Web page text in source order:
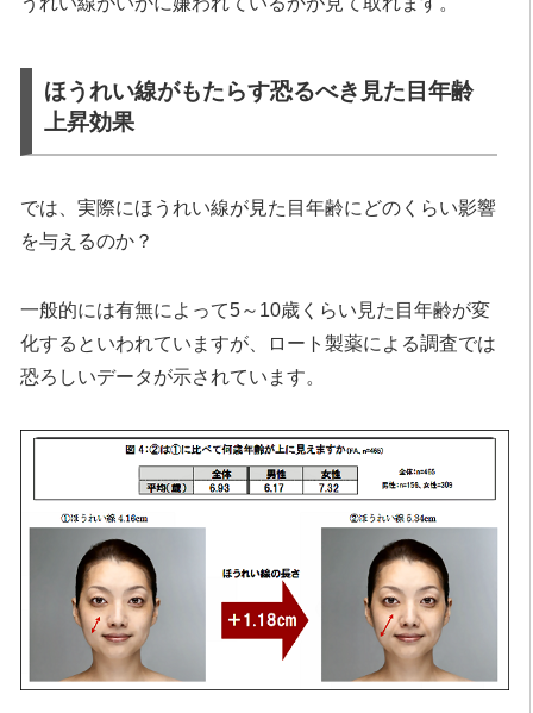
ほうれい線がもたらす恐るべき見た目年齢
上昇効果
では、実際にほうれい線が見た目年齢にどのくらい影響
を与えるのか？
一般的には有無によって5～10歳くらい見た目年齢が変
化するといわれていますが、ロート製薬による調査では
恐ろしいデータが示されています。